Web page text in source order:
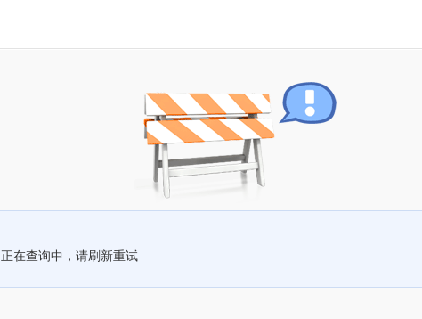
正在查询中，请刷新重试